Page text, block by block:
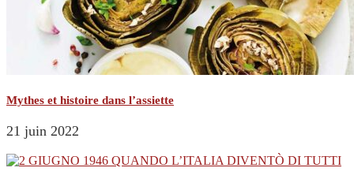
Mythes et histoire dans l’assiette
21 juin 2022